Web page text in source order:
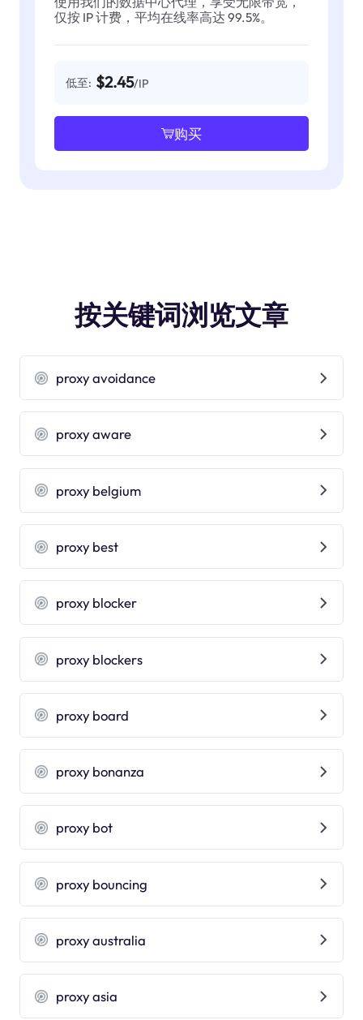
仅按 IP 计费，平均在线率高达 99.5%。
低至: $2.45/IP
购买
按关键词浏览文章
proxy avoidance
proxy aware
proxy belgium
proxy best
proxy blocker
proxy blockers
proxy board
proxy bonanza
proxy bot
proxy bouncing
proxy australia
proxy asia